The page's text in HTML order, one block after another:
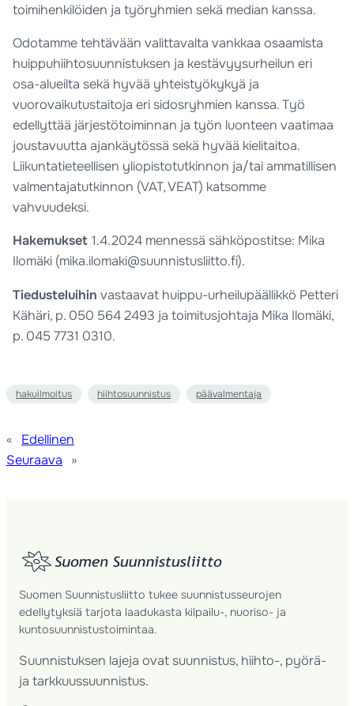
toimihenkilöiden ja työryhmien sekä median kanssa.
Odotamme tehtävään valittavalta vankkaa osaamista
huippuhiihtosuunnistuksen ja kestävyysurheilun eri
osa-alueilta sekä hyvää yhteistyökykyä ja
vuorovaikutustaitoja eri sidosryhmien kanssa. Työ
edellyttää järjestötoiminnan ja työn luonteen vaatimaa
joustavuutta ajankäytössä sekä hyvää kielitaitoa.
Liikuntatieteellisen yliopistotutkinnon ja/tai ammatillisen
valmentajatutkinnon (VAT, VEAT) katsomme
vahvuudeksi.
Hakemukset1.4.2024 mennessä sähköpostitse: Mika
Ilomäki (mika.ilomaki@suunnistusliitto.fi).
Tiedusteluihin vastaavat huippu-urheilupäällikkö Petteri
Kähäri, p. 050 564 2493 ja toimitusjohtaja Mika Ilomäki,
p. 045 7731 0310.
hakuilmoitus hiihtosuunnistus päävalmentaja
«
Edellinen
Seuraava
»
Suomen Suunnistusliitto tukee suunnistusseurojen
edellytyksiä tarjota laadukasta kilpailu-, nuoriso- ja
kuntosuunnistustoimintaa.
Suunnistuksen lajeja ovat suunnistus, hiihto-, pyörä-
ja tarkkuussuunnistus.